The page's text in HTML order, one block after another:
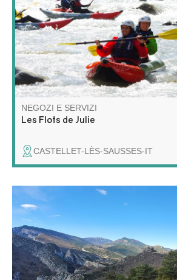
che combina esplorazione, relax e
NEGOZI E SERVIZI
Les Flots de Julie
CASTELLET-LÈS-SAUSSES-IT
Accompagnamento e assistenza su
parte di un istruttore di ciclismo
scoprire, da soli o in gruppo, i nostri
in mountain bike elletrico full